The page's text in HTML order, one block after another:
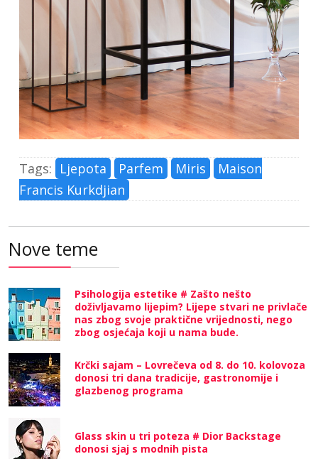
Tags: Ljepota Parfem Miris
Maison
Francis Kurkdjian
Nove teme
Psihologija estetike # Zašto nešto
doživljavamo lijepim? Lijepe stvari ne privlače
nas zbog svoje praktične vrijednosti, nego
zbog osjećaja koji u nama bude.
Krčki sajam – Lovrečeva od 8. do 10. kolovoza
donosi tri dana tradicije, gastronomije i
glazbenog programa
Glass skin u tri poteza # Dior Backstage
donosi sjaj s modnih pista